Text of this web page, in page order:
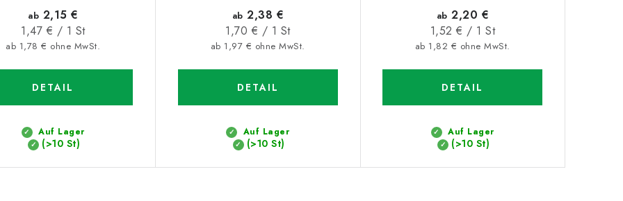
Auf Lager
(>10 St)
ab 1,78 € ohne MwSt.
ab 2,15 €
Verkaufspreis:
1,47 € / 1 St
DETAIL
Auf Lager
(>10 St)
ab 1,97 € ohne MwSt.
ab 2,38 €
Verkaufspreis:
1,70 € / 1 St
DETAIL
Auf Lager
(>10 St)
ab 1,82 € ohne MwSt.
ab 2,20 €
Verkaufspreis:
1,52 € / 1 St
DETAIL